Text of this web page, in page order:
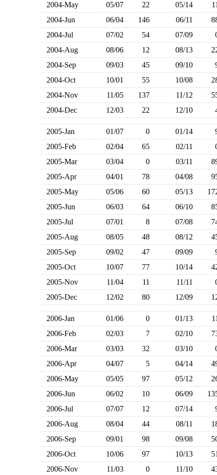
2004-May
05/07 22 05/14
2004-Jun
06/04 146 06/11
2004-Jul
07/02 54 07/09
2004-Aug
08/06 12 08/13
2004-Sep
09/03 45 09/10
2004-Oct
10/01 55 10/08
2004-Nov
11/05 137 11/12
2004-Dec
12/03 22 12/10
2005-Jan 01/07 0 01/14
2005-Feb
02/04 65 02/11
2005-Mar
03/04 0 03/11
2005-Apr
04/01 78 04/08
2005-May
05/06 60 05/13
2005-Jun
06/03 64 06/10
2005-Jul
07/01 8 07/08
2005-Aug
08/05 48 08/12
2005-Sep
09/02 47 09/09
2005-Oct
10/07 77 10/14
2005-Nov
11/04 11 11/11
2005-Dec
12/02 80 12/09
2006-Jan 01/06 0 01/13
2006-Feb
02/03 7 02/10
2006-Mar
03/03 32 03/10
2006-Apr
04/07 5 04/14
2006-May
05/05 97 05/12
2006-Jun
06/02 10 06/09
2006-Jul
07/07 12 07/14
2006-Aug
08/04 44 08/11
2006-Sep
09/01 98 09/08
2006-Oct
10/06 97 10/13
2006-Nov
11/03 0 11/10